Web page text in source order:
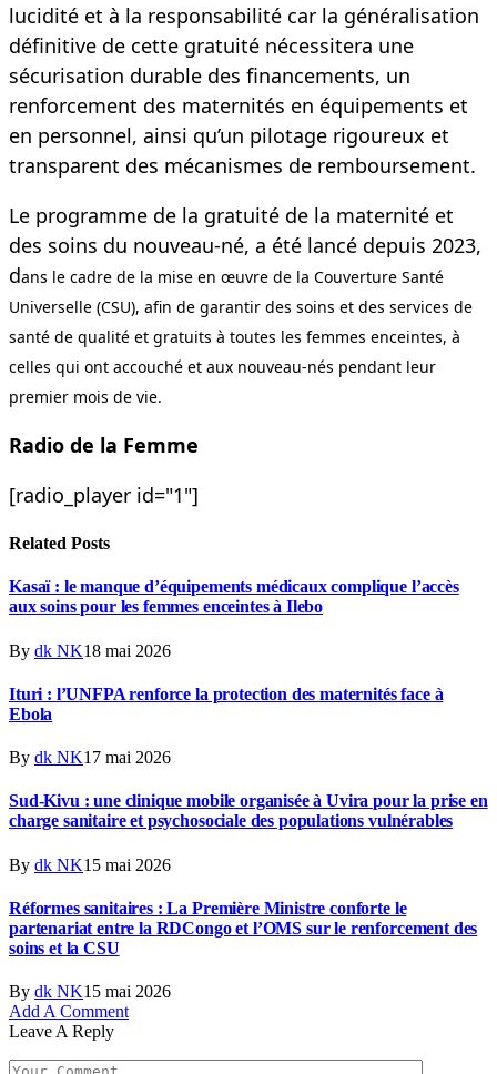
lucidité et à la responsabilité car la généralisation
définitive de cette gratuité nécessitera une
sécurisation durable des financements, un
renforcement des maternités en équipements et
en personnel, ainsi qu’un pilotage rigoureux et
transparent des mécanismes de remboursement.
Le programme de la gratuité de la maternité et
des soins du nouveau-né, a été lancé depuis 2023,
dans le cadre de la mise en œuvre de la Couverture Santé
Universelle (CSU), afin de garantir des soins et des services de
santé de qualité et gratuits à toutes les femmes enceintes, à
celles qui ont accouché et aux nouveau-nés pendant leur
premier mois de vie.
Radio de la Femme
[radio_player id="1"]
Related Posts
Kasaï : le manque d’équipements médicaux complique l’accès
aux soins pour les femmes enceintes à Ilebo
By dk NK18 mai 2026
Ituri : l’UNFPA renforce la protection des maternités face à
Ebola
By dk NK17 mai 2026
Sud-Kivu : une clinique mobile organisée à Uvira pour la prise en
charge sanitaire et psychosociale des populations vulnérables
By dk NK15 mai 2026
Réformes sanitaires : La Première Ministre conforte le
partenariat entre la RDCongo et l’OMS sur le renforcement des
soins et la CSU
By dk NK15 mai 2026
Add A Comment
Leave A Reply